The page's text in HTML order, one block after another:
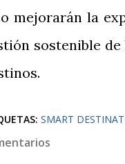
mejorarán la
sostenible
SMART